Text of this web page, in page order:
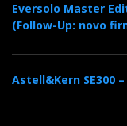
Eversolo Master
(Follow-Up: novo
Astell&Kern SE300